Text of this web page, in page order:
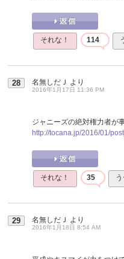
それな！ 114
28 名無しだＪ より
2016年1月17日 11:36 PM
ジャニーズの絶対権力者が
http://tocana.jp/2016/01/
それな！ 35
29 名無しだＪ より
2016年1月18日 8:54 AM